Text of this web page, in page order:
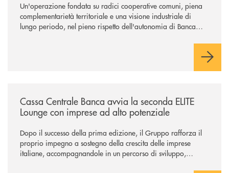
Un'operazione fondata su radici cooperative comuni, piena
complementarietà territoriale e una visione industriale di
lungo periodo, nel pieno rispetto dell'autonomia di Banca
negoziazione esclusiva per la finalizzazione dell’operazione.
Cassa Centrale Banca avvia la seconda ELITE
Lounge con imprese ad alto potenziale
Dopo il successo della prima edizione, il Gruppo rafforza il
proprio impegno a sostegno della crescita delle imprese
italiane, accompagnandole in un percorso di sviluppo,